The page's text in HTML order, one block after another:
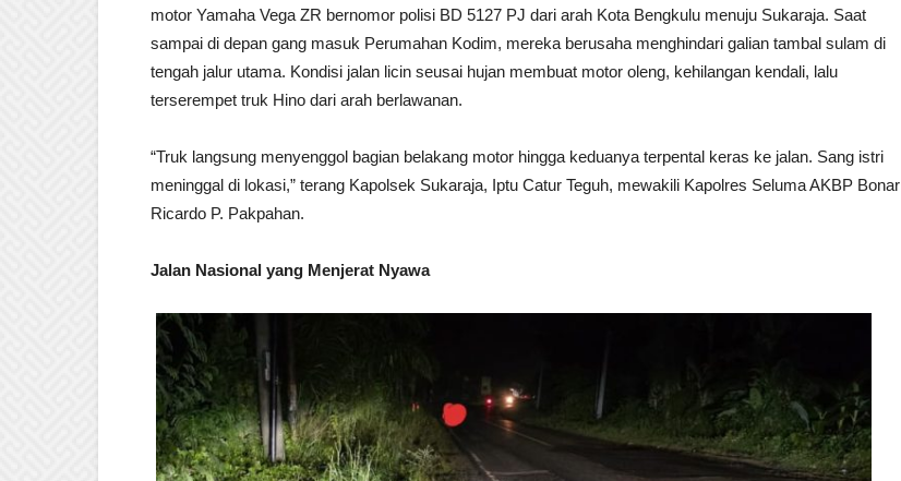
motor Yamaha Vega ZR bernomor polisi BD 5127 PJ dari arah Kota Bengkulu menuju Sukaraja. Saat
sampai di depan gang masuk Perumahan Kodim, mereka berusaha menghindari galian tambal sulam di
tengah jalur utama. Kondisi jalan licin seusai hujan membuat motor oleng, kehilangan kendali, lalu
terserempet truk Hino dari arah berlawanan.
“Truk langsung menyenggol bagian belakang motor hingga keduanya terpental keras ke jalan. Sang istri
meninggal di lokasi,” terang Kapolsek Sukaraja, Iptu Catur Teguh, mewakili Kapolres Seluma AKBP Bonar
Ricardo P. Pakpahan.
Jalan Nasional yang Menjerat Nyawa